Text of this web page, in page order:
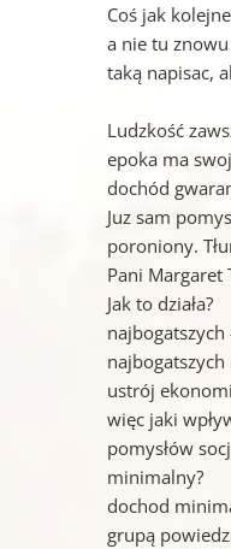
Coś jak
a nie tu
taką napisac,
Ludzkość
epoka ma
dochód
Juz sam
poroniony.
Pani Margaret
Jak to działa?
ustrój
więc jaki
pomysłów
minimalny?
dochod
grupą